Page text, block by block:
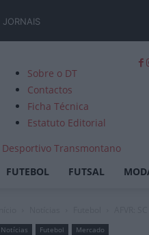
JORNAIS
Sobre o DT
Contactos
Ficha Técnica
Estatuto Editorial
Desportivo Transmontano
FUTEBOL
FUTSAL
Notícias Futebol Mercado